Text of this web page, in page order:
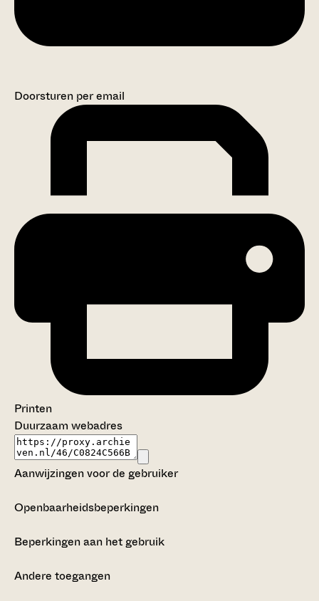
Doorsturen per email
Printen
Duurzaam webadres
Aanwijzingen voor de gebruiker
Openbaarheidsbeperkingen
Beperkingen aan het gebruik
Andere toegangen